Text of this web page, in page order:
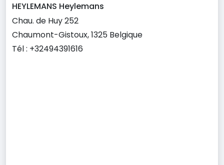
HEYLEMANS Heylemans
Chau. de Huy 252
Chaumont-Gistoux, 1325 Belgique
Tél : +32494391616